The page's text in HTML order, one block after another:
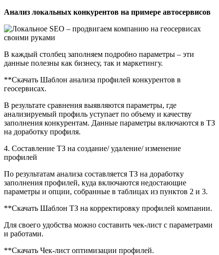
Анализ локальных конкурентов на примере автосервисов
В каждый столбец заполняем подробно параметры – эти
данные полезны как бизнесу, так и маркетингу.
**Скачать Шаблон анализа профилей конкурентов в
геосервисах.
В результате сравнения выявляются параметры, где
анализируемый профиль уступает по объему и качеству
заполнения конкурентам. Данные параметры включаются в ТЗ
на доработку профиля.
4. Составление ТЗ на создание/ удаление/ изменение
профилей
По результатам анализа составляется ТЗ на доработку
заполнения профилей, куда включаются недостающие
параметры и опции, собранные в таблицах из пунктов 2 и 3.
**Скачать Шаблон ТЗ на корректировку профилей компании.
Для своего удобства можно составить чек-лист с параметрами
и работами.
**Скачать Чек-лист оптимизации профилей.